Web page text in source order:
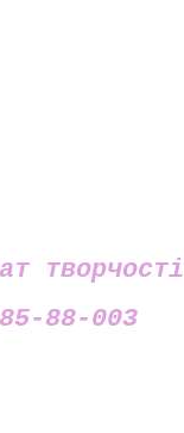
творчості
88-003